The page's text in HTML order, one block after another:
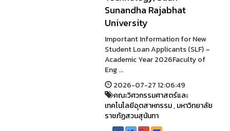
Sunandha Rajabhat
University
Important Information for New
Student Loan Applicants (SLF) –
Academic Year 2026Faculty of
Eng ...
2026-07-27 12:06:49
คณะวิศวกรรมศาสตร์และ
เทคโนโลยีอุตสาหกรรม,มหาวิทยาลัย
ราชภัฏสวนสุนันทา